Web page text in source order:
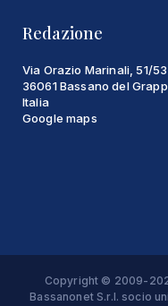
Redazione
Via Orazio Marinali, 51/53
36061 Bassano del
Italia
Google maps
Copyright © 2009-
Bassanonet S.r.l. socio